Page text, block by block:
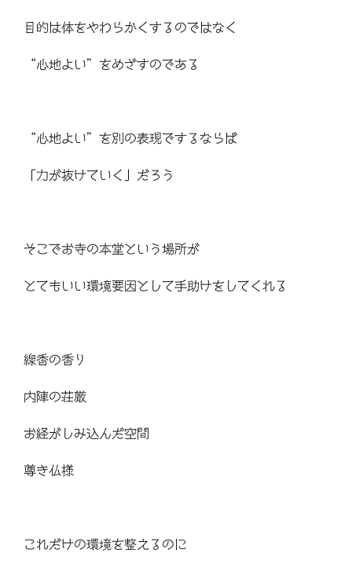
目的は体をやわらかくするのではなく
“心地よい”をめざすのである
“心地よい”を別の表現でするならば
「力が抜けていく」だろう
そこでお寺の本堂という場所が
とてもいい環境要因として手助けをしてくれる
線香の香り
内陣の荘厳
お経がしみ込んだ空間
尊き仏様
これだけの環境を整えるのに